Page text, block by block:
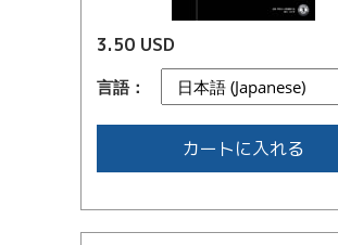
3.50 USD
言語：
カートに入れる